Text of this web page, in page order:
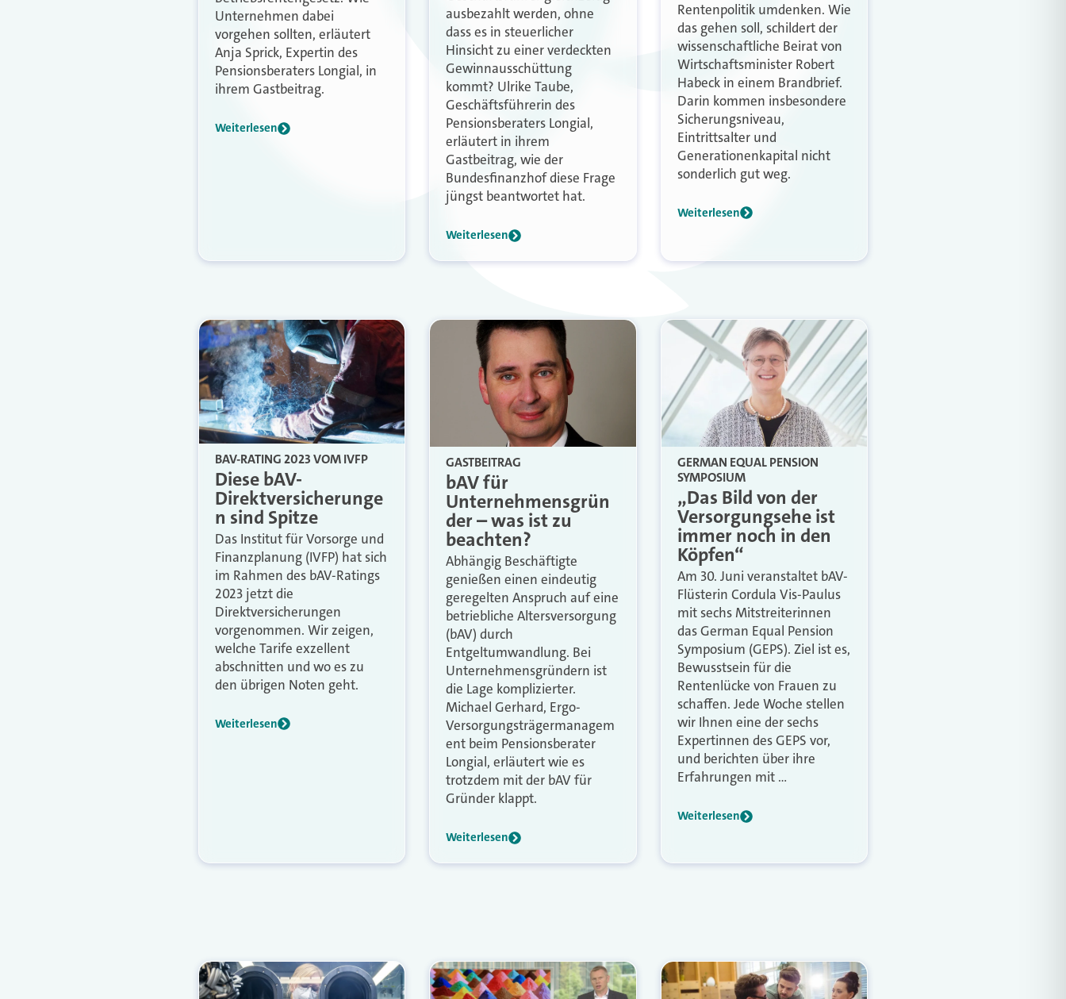
Unternehmen dabei
vorgehen sollten, erläutert
Anja Sprick, Expertin des
Pensionsberaters Longial, in
ihrem Gastbeitrag.
Weiterlesen
ausbezahlt werden, ohne
dass es in steuerlicher
Hinsicht zu einer verdeckten
Gewinnausschüttung
kommt? Ulrike Taube,
Geschäftsführerin des
Pensionsberaters Longial,
erläutert in ihrem
Gastbeitrag, wie der
Bundesfinanzhof diese Frage
jüngst beantwortet hat.
Weiterlesen
Rentenpolitik umdenken. Wie
das gehen soll, schildert der
wissenschaftliche Beirat von
Wirtschaftsminister Robert
Habeck in einem Brandbrief.
Darin kommen insbesondere
Sicherungsniveau,
Eintrittsalter und
Generationenkapital nicht
sonderlich gut weg.
Weiterlesen
BAV-RATING 2023 VOM IVFP
Diese bAV-
Direktversicherunge
n sind Spitze
Das Institut für Vorsorge und
Finanzplanung (IVFP) hat sich
im Rahmen des bAV-Ratings
2023 jetzt die
Direktversicherungen
vorgenommen. Wir zeigen,
welche Tarife exzellent
abschnitten und wo es zu
den übrigen Noten geht.
Weiterlesen
GASTBEITRAG
bAV für
Unternehmensgrün
der – was ist zu
beachten?
Abhängig Beschäftigte
genießen einen eindeutig
geregelten Anspruch auf eine
betriebliche Altersversorgung
(bAV) durch
Entgeltumwandlung. Bei
Unternehmensgründern ist
die Lage komplizierter.
Michael Gerhard, Ergo-
Versorgungsträgermanagem
ent beim Pensionsberater
Longial, erläutert wie es
trotzdem mit der bAV für
Gründer klappt.
Weiterlesen
GERMAN EQUAL PENSION
SYMPOSIUM
„Das Bild von der
Versorgungsehe ist
immer noch in den
Köpfen“
Am 30. Juni veranstaltet bAV-
Flüsterin Cordula Vis-Paulus
mit sechs Mitstreiterinnen
das German Equal Pension
Symposium (GEPS). Ziel ist es,
Bewusstsein für die
Rentenlücke von Frauen zu
schaffen. Jede Woche stellen
wir Ihnen eine der sechs
Expertinnen des GEPS vor,
und berichten über ihre
Erfahrungen mit …
Weiterlesen